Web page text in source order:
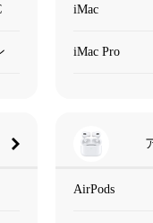
iMac
iMac Pro
AirPods